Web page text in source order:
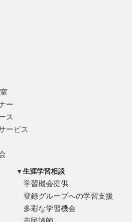
ー
ス
ービス
▼生涯学習相談
学習機会提供
登録グループへの学習支援
多彩な学習機会